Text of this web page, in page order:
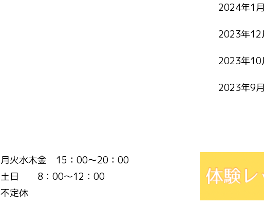
2024年1月
2023年12
2023年10
2023年9月
月火水木金 15：00～20：00
土日 8：00～12：00
不定休